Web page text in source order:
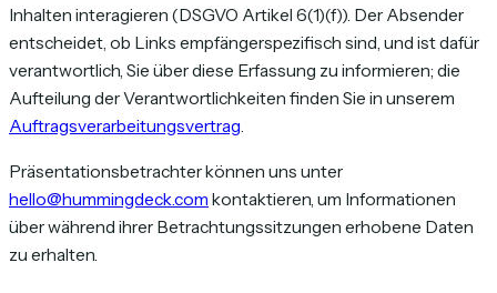
Inhalten interagieren (DSGVO Artikel 6(1)(f)). Der Absender
entscheidet, ob Links empfängerspezifisch sind, und ist dafür
verantwortlich, Sie über diese Erfassung zu informieren; die
Aufteilung der Verantwortlichkeiten finden Sie in unserem
Auftragsverarbeitungsvertrag.
Präsentationsbetrachter können uns unter
hello@hummingdeck.com kontaktieren, um Informationen
über während ihrer Betrachtungssitzungen erhobene Daten
zu erhalten.